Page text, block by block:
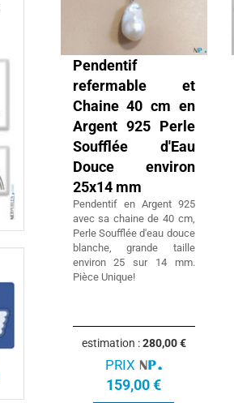
Pendentif
refermable et
Chaine 40 cm en
Argent 925 Perle
Soufflée d'Eau
Douce environ
25x14 mm
Pendentif en Argent 925
avec sa chaine de 40 cm,
Perle Soufflée d'eau douce
blanche, grande taille
environ 25 sur 14 mm.
Pièce Unique!
estimation :280,00 €
PRIX
159,00 €